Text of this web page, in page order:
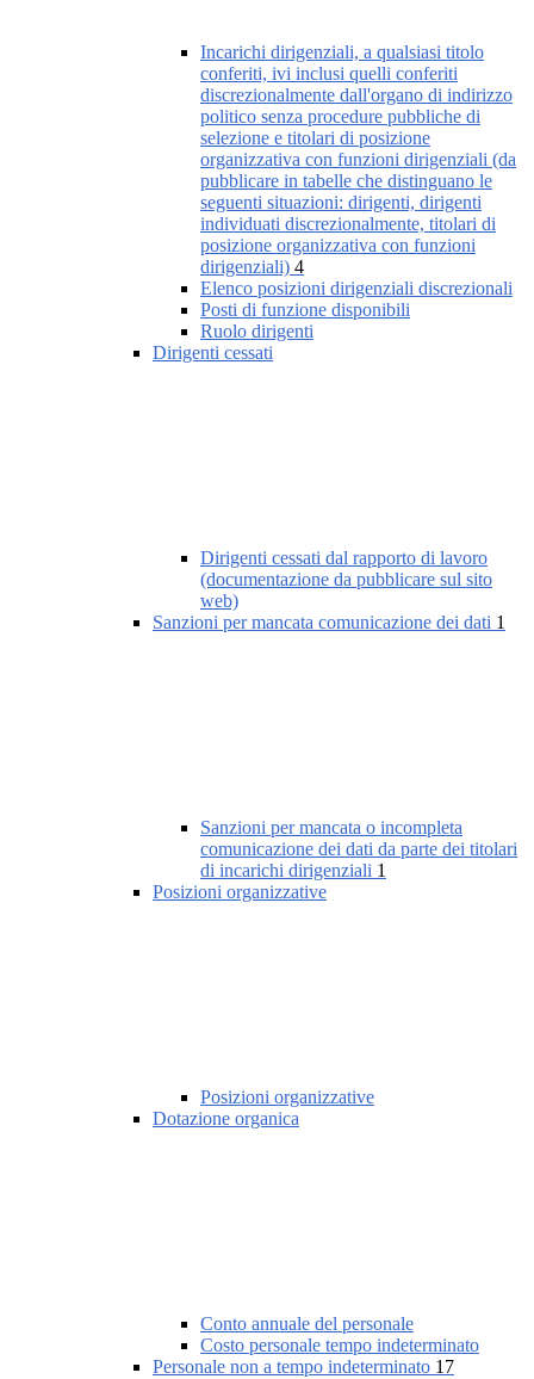
Incarichi dirigenziali, a qualsiasi titolo
conferiti, ivi inclusi quelli conferiti
discrezionalmente dall'organo di indirizzo
politico senza procedure pubbliche di
selezione e titolari di posizione
organizzativa con funzioni dirigenziali (da
pubblicare in tabelle che distinguano le
seguenti situazioni: dirigenti, dirigenti
individuati discrezionalmente, titolari di
posizione organizzativa con funzioni
dirigenziali) 4
Elenco posizioni dirigenziali discrezionali
Posti di funzione disponibili
Ruolo dirigenti
Dirigenti cessati
Dirigenti cessati dal rapporto di lavoro
(documentazione da pubblicare sul sito
web)
Sanzioni per mancata comunicazione dei dati 1
Sanzioni per mancata o incompleta
comunicazione dei dati da parte dei titolari
di incarichi dirigenziali 1
Posizioni organizzative
Posizioni organizzative
Dotazione organica
Conto annuale del personale
Costo personale tempo indeterminato
Personale non a tempo indeterminato 17